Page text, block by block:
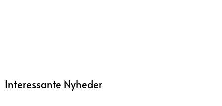
Interessante Nyheder